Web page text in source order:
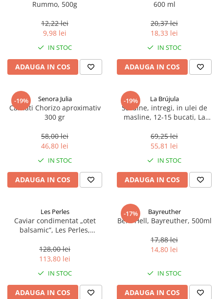
Rummo, 500g
12,22 lei
9,98 lei
IN STOC
ADAUGA IN COS
600 ml
20,37 lei
18,33 lei
IN STOC
ADAUGA IN COS
-19% Senora Julia
Carnati Chorizo aproximativ
300 gr
58,00 lei
46,80 lei
IN STOC
ADAUGA IN COS
-19% La Brújula
Sardine, intregi, in ulei de
masline, 12-15 bucati, La
69,25 lei
55,81 lei
IN STOC
ADAUGA IN COS
Les Perles
Caviar condimentat „otet
balsamic”, Les Perles,
sferice, 200 g
128,00 lei
113,80 lei
IN STOC
ADAUGA IN COS
-17% Bayreuther
Bere Hell, Bayreuther, 500ml
17,88 lei
14,80 lei
IN STOC
ADAUGA IN COS